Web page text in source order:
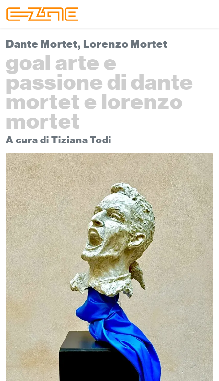
Dante Mortet, Lorenzo Mortet
goal arte e
passione di dante
mortet e lorenzo
mortet
A cura di Tiziana Todi